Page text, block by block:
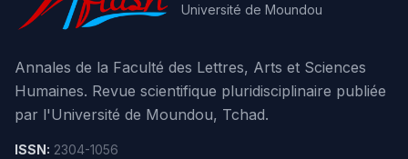
Université de Moundou
Annales de la Faculté des Lettres, Arts et Sciences
Humaines. Revue scientifique pluridisciplinaire publiée
par l'Université de Moundou, Tchad.
ISSN: 2304-1056